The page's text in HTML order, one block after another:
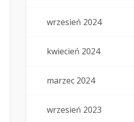
wrzesień 2024
kwiecień 2024
marzec 2024
wrzesień 2023